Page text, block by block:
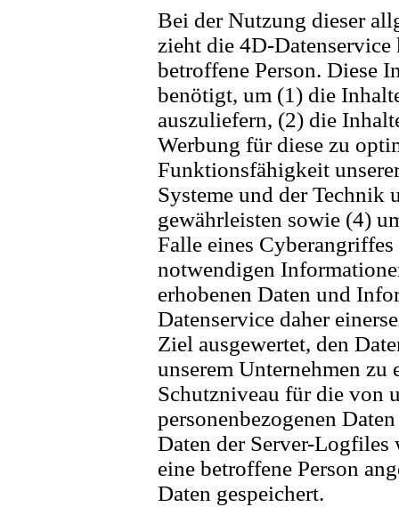
Bei der Nutzung dieser
zieht die 4D-
betroffene Person. Diese
benötigt, um (1) die
auszuliefern, (2) die
Werbung für diese zu
Funktionsfähigkeit
Systeme und der Technik
gewährleisten sowie (4)
Falle eines
notwendigen
erhobenen Daten und
Datenservice daher
Ziel ausgewertet, den
unserem Unternehmen
Schutzniveau für die von
personenbezogenen
Daten der Server-
eine betroffene Person
Daten gespeichert.